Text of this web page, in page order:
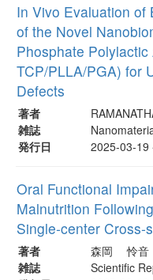
In Vivo Evaluation of
of the Novel
Phosphate
TCP/PLLA/PGA) for
Defects
著者
雑誌
発行日
2025-03-19
Oral Functional
Malnutrition
Single‑center
著者
森岡 怜音
雑誌
Scientific